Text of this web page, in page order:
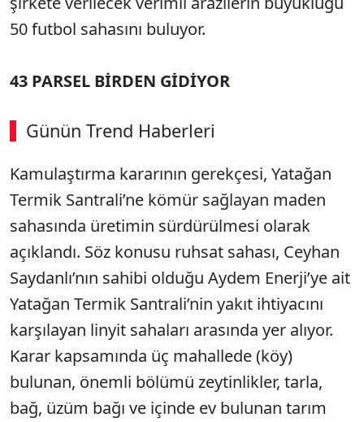
50 futbol sahasını buluyor.
43 PARSEL BİRDEN GİDİYOR
Günün Trend Haberleri
Kamulaştırma kararının gerekçesi, Yatağan
Termik Santrali’ne kömür sağlayan maden
sahasında üretimin sürdürülmesi olarak
açıklandı. Söz konusu ruhsat sahası, Ceyhan
Saydanlı’nın sahibi olduğu Aydem Enerji’ye ait
Yatağan Termik Santrali’nin yakıt ihtiyacını
karşılayan linyit sahaları arasında yer alıyor.
Karar kapsamında üç mahallede (köy)
bulunan, önemli bölümü zeytinlikler, tarla,
bağ, üzüm bağı ve içinde ev bulunan tarım